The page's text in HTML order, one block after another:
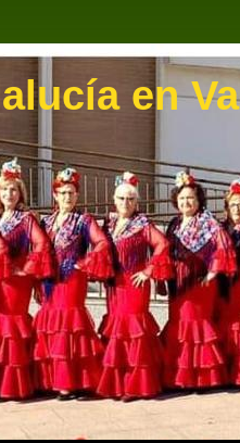
en